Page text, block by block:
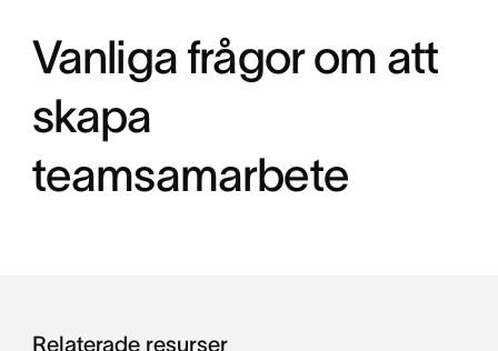
Vanliga frågor om att
skapa
teamsamarbete
Relaterade resurser